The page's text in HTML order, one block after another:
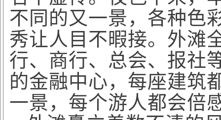
不同的又一景，各种色
秀让人目不暇接。外滩
行、商行、总会、报社
的金融中心，每座建筑
一景，每个游人都会倍